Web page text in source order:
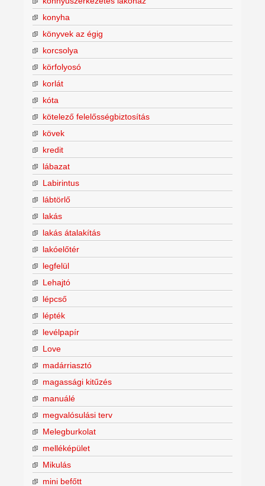
konyha
könyvek az égig
korcsolya
körfolyosó
korlát
kóta
kötelező felelősségbiztosítás
kövek
kredit
lábazat
Labirintus
lábtörlő
lakás
lakás átalakítás
lakóelőtér
legfelül
Lehajtó
lépcső
lépték
levélpapír
Love
madárriasztó
magassági kitűzés
manuálé
megvalósulási terv
Melegburkolat
melléképület
Mikulás
mini befőtt